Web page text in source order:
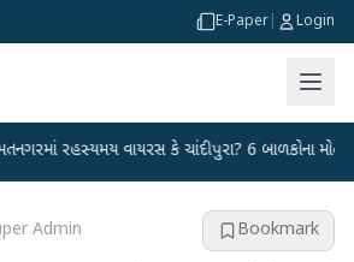
E-Paper Login
રહસ્યમય વાયરસ કે ચાંદીપુરા? 6 બાળકોના મોતથી
Admin Bookmark